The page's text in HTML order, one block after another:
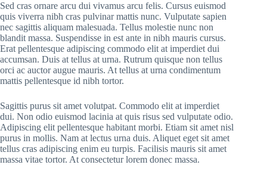
Sed cras ornare arcu dui vivamus arcu felis. Cursus euismod
quis viverra nibh cras pulvinar mattis nunc. Vulputate sapien
nec sagittis aliquam malesuada. Tellus molestie nunc non
blandit massa. Suspendisse in est ante in nibh mauris cursus.
Erat pellentesque adipiscing commodo elit at imperdiet dui
accumsan. Duis at tellus at urna. Rutrum quisque non tellus
orci ac auctor augue mauris. At tellus at urna condimentum
mattis pellentesque id nibh tortor.
Sagittis purus sit amet volutpat. Commodo elit at imperdiet
dui. Non odio euismod lacinia at quis risus sed vulputate odio.
Adipiscing elit pellentesque habitant morbi. Etiam sit amet nisl
purus in mollis. Nam at lectus urna duis. Aliquet eget sit amet
tellus cras adipiscing enim eu turpis. Facilisis mauris sit amet
massa vitae tortor. At consectetur lorem donec massa.